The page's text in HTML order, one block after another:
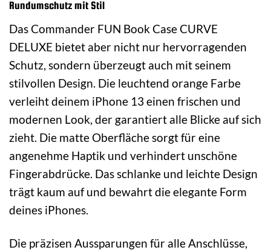
Rundumschutz mit Stil
Das Commander FUN Book Case CURVE
DELUXE bietet aber nicht nur hervorragenden
Schutz, sondern überzeugt auch mit seinem
stilvollen Design. Die leuchtend orange Farbe
verleiht deinem iPhone 13 einen frischen und
modernen Look, der garantiert alle Blicke auf sich
zieht. Die matte Oberfläche sorgt für eine
angenehme Haptik und verhindert unschöne
Fingerabdrücke. Das schlanke und leichte Design
trägt kaum auf und bewahrt die elegante Form
deines iPhones.
Die präzisen Aussparungen für alle Anschlüsse,